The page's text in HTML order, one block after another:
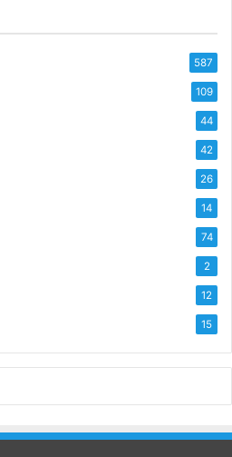
587
109
44
42
26
14
74
2
12
15